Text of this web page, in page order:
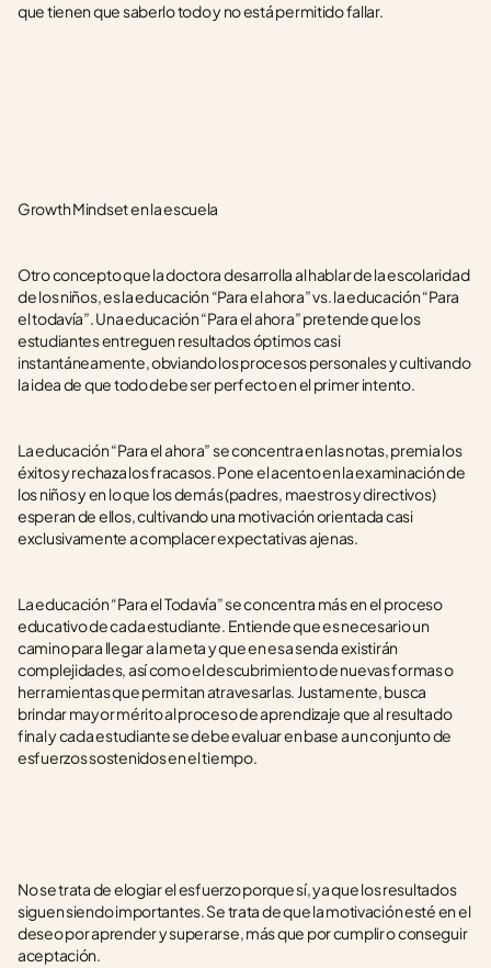
que tienen que saberlo todo y no está permitido fallar.
Growth Mindset en la escuela
Otro concepto que la doctora desarrolla al hablar de la escolaridad
de los niños, es la educación “Para el ahora” vs. la educación “Para
el todavía”. Una educación “Para el ahora” pretende que los
estudiantes entreguen resultados óptimos casi
instantáneamente, obviando los procesos personales y cultivando
la idea de que todo debe ser perfecto en el primer intento.
La educación “Para el ahora” se concentra en las notas, premia los
éxitos y rechaza los fracasos. Pone el acento en la examinación de
los niños y en lo que los demás (padres, maestros y directivos)
esperan de ellos, cultivando una motivación orientada casi
exclusivamente a complacer expectativas ajenas.
La educación “Para el Todavía” se concentra más en el proceso
educativo de cada estudiante. Entiende que es necesario un
camino para llegar a la meta y que en esa senda existirán
complejidades, así como el descubrimiento de nuevas formas o
herramientas que permitan atravesarlas. Justamente, busca
brindar mayor mérito al proceso de aprendizaje que al resultado
final y cada estudiante se debe evaluar en base a un conjunto de
esfuerzos sostenidos en el tiempo.
No se trata de elogiar el esfuerzo porque sí, ya que los resultados
siguen siendo importantes. Se trata de que la motivación esté en el
deseo por aprender y superarse, más que por cumplir o conseguir
aceptación.